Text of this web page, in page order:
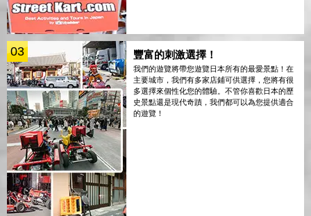
03 豐富的刺激選擇！
我們的遊覽將帶您遊覽日本所有的最愛景點！在
主要城市，我們有多家店鋪可供選擇，您將有很
多選擇來個性化您的體驗。不管你喜歡日本的歷
史景點還是現代奇蹟，我們都可以為您提供適合
的遊覽！